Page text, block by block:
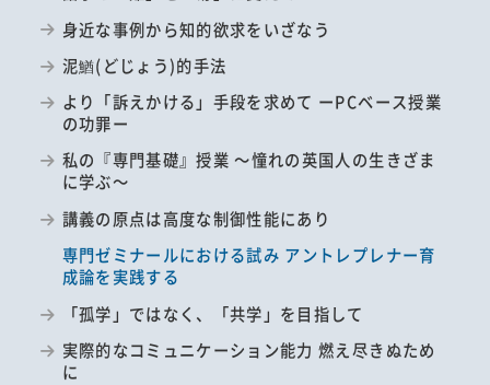
身近な事例から知的欲求をいざなう
泥鰌(どじょう)的手法
より「訴えかける」手段を求めて ーPCベース授業
の功罪ー
私の『専門基礎』授業 ～憧れの英国人の生きざま
に学ぶ～
講義の原点は高度な制御性能にあり
専門ゼミナールにおける試み アントレプレナー育
成論を実践する
「孤学」ではなく、「共学」を目指して
実際的なコミュニケーション能力 燃え尽きぬため
に